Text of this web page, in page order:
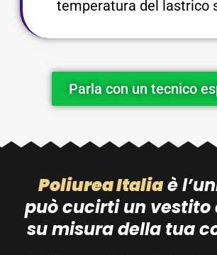
temperatura del lastrico
Parla con un tecnico
Poliurea Italiaè
può cucirti un vestito
su misura della tua